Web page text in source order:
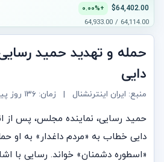
$64,402.00
+۰.۰۰%
64,114.00 / 64,933.00
حمله و تهدید حمید
دایی
منبع: ایران اینترنشنال | زمان: ۱۳۶ روز پیش
حمید رسایی، نماینده مجلس، پس از
دایی خطاب به «مردم داغدار» به او
«اسطوره دشمنان» خواند. رسایی با